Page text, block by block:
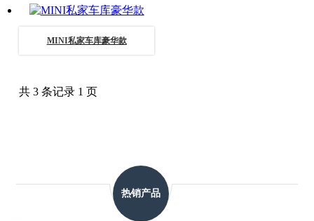
MINI私家车库豪华款
共 3 条记录 1 页
热销产品